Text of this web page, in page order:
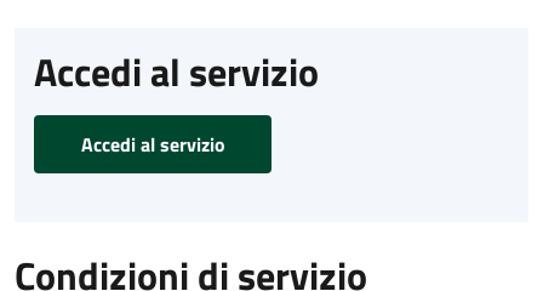
Accedi al servizio
Accedi al servizio
Condizioni di servizio